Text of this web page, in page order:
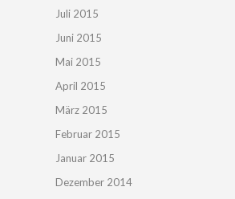
Juli 2015
Juni 2015
Mai 2015
April 2015
März 2015
Februar 2015
Januar 2015
Dezember 2014